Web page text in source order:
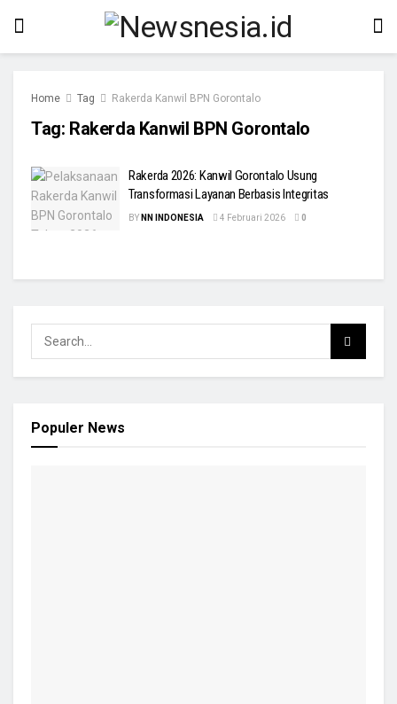
Home Tag Rakerda Kanwil BPN Gorontalo
Tag: Rakerda Kanwil BPN Gorontalo
Rakerda 2026: Kanwil Gorontalo Usung
Transformasi Layanan Berbasis Integritas
BY NN INDONESIA 4 Februari 2026 0
Populer News